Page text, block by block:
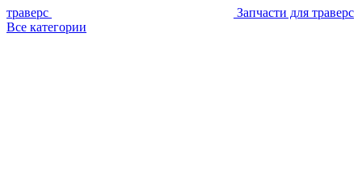
траверс
Запчасти для траверс
Все категории